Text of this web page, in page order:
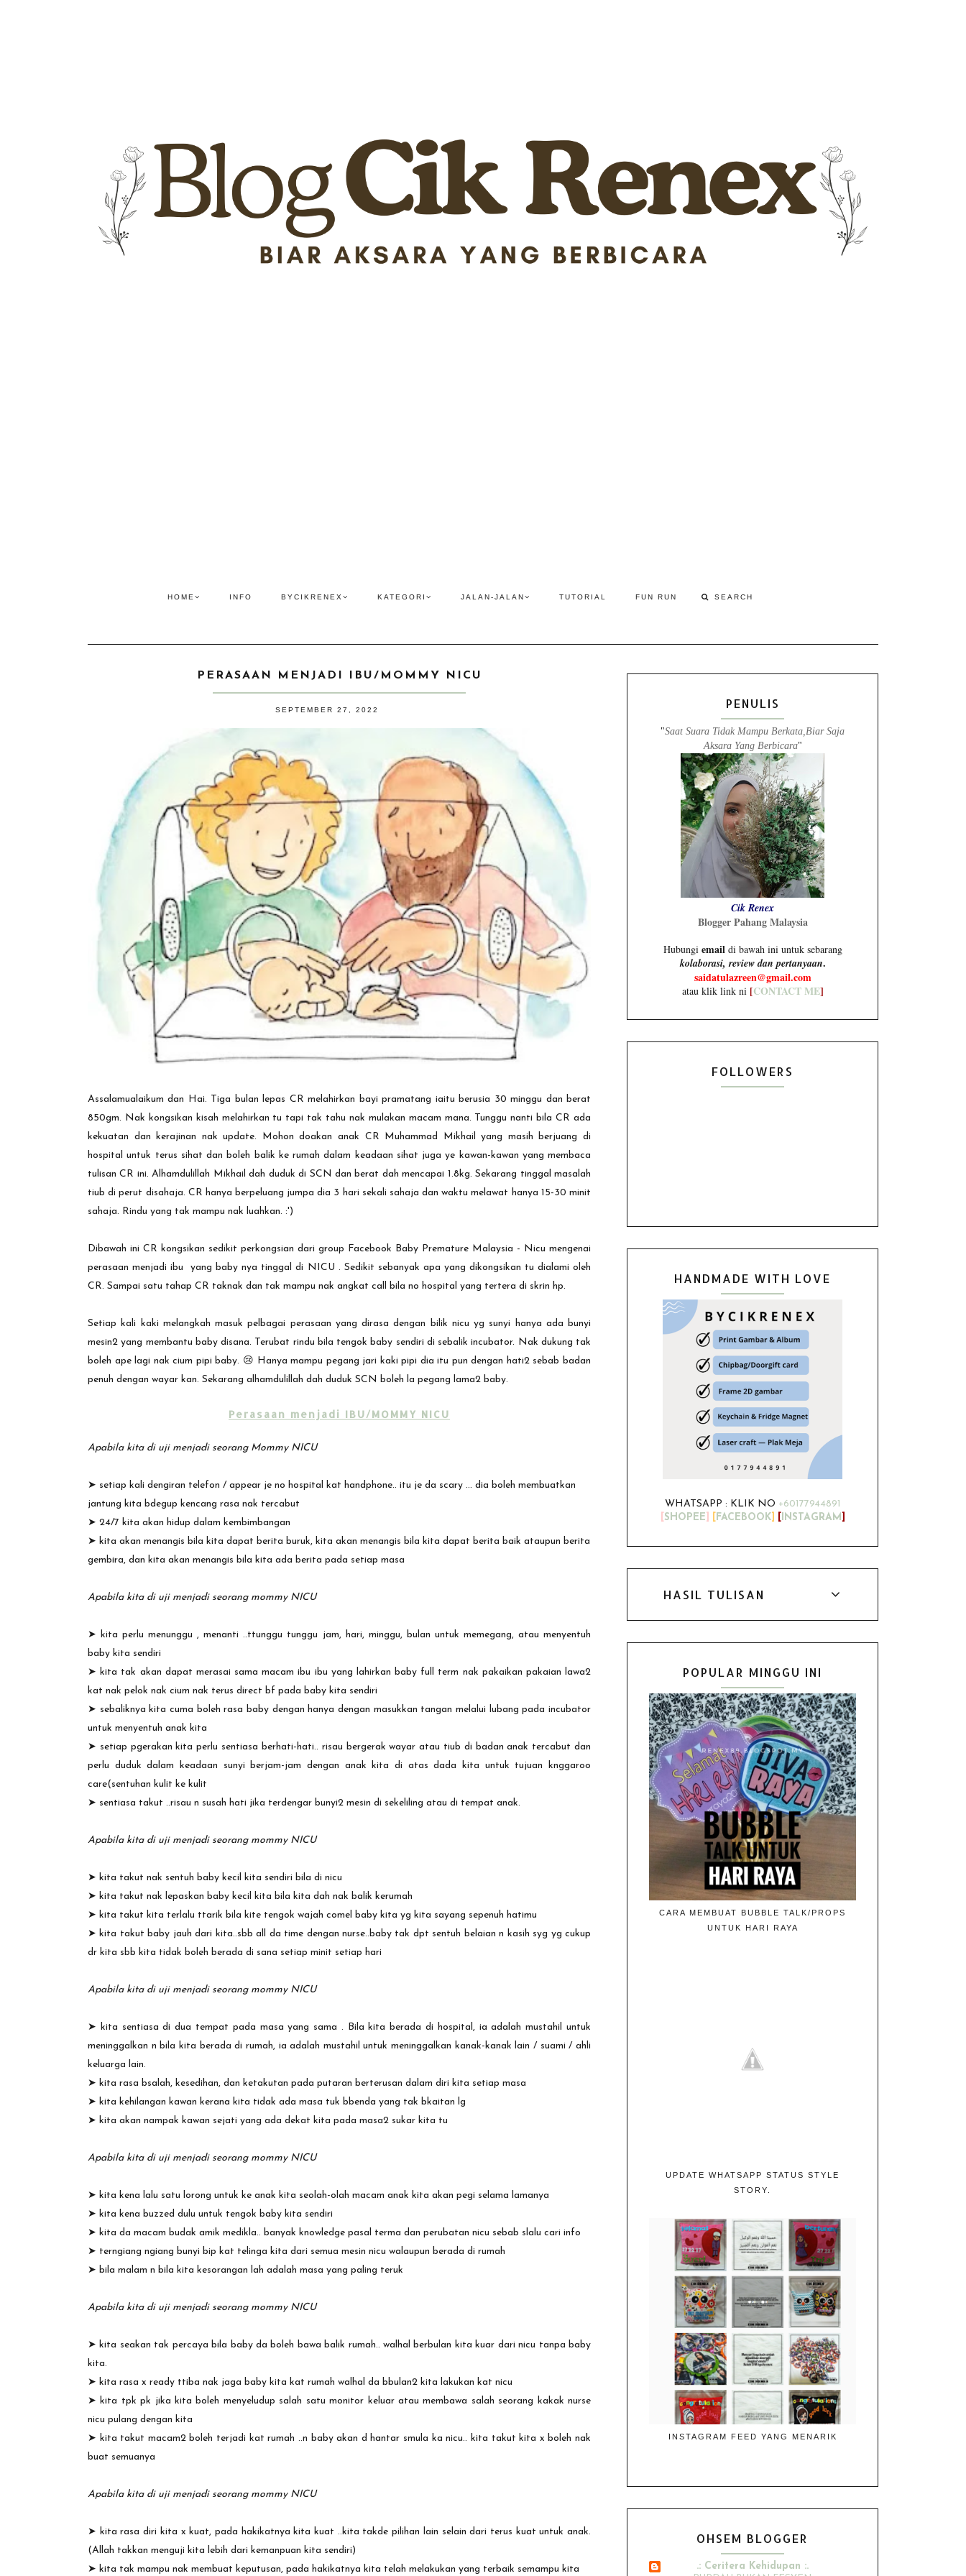
HOME INFO BYCIKRENEX KATEGORI JALAN-JALAN TUTORIAL FUN RUN
PERASAAN MENJADI IBU/MOMMY NICU
SEPTEMBER 27, 2022
Assalamualaikum dan Hai. Tiga bulan lepas CR melahirkan bayi pramatang iaitu berusia 30 minggu dan berat
850gm. Nak kongsikan kisah melahirkan tu tapi tak tahu nak mulakan macam mana. Tunggu nanti bila CR ada
kekuatan dan kerajinan nak update. Mohon doakan anak CR Muhammad Mikhail yang masih berjuang di
hospital untuk terus sihat dan boleh balik ke rumah dalam keadaan sihat juga ye kawan-kawan yang membaca
tulisan CR ini. Alhamdulillah Mikhail dah duduk di SCN dan berat dah mencapai 1.8kg. Sekarang tinggal masalah
tiub di perut disahaja. CR hanya berpeluang jumpa dia 3 hari sekali sahaja dan waktu melawat hanya 15-30 minit
sahaja. Rindu yang tak mampu nak luahkan. :')
Dibawah ini CR kongsikan sedikit perkongsian dari group Facebook Baby Premature Malaysia - Nicu mengenai
perasaan menjadi ibu yang baby nya tinggal di NICU . Sedikit sebanyak apa yang dikongsikan tu dialami oleh
CR. Sampai satu tahap CR taknak dan tak mampu nak angkat call bila no hospital yang tertera di skrin hp.
Setiap kali kaki melangkah masuk pelbagai perasaan yang dirasa dengan bilik nicu yg sunyi hanya ada bunyi
mesin2 yang membantu baby disana. Terubat rindu bila tengok baby sendiri di sebalik incubator. Nak dukung tak
boleh ape lagi nak cium pipi baby. 😢 Hanya mampu pegang jari kaki pipi dia itu pun dengan hati2 sebab badan
penuh dengan wayar kan. Sekarang alhamdulillah dah duduk SCN boleh la pegang lama2 baby.
Perasaan menjadi IBU/MOMMY NICU
Apabila kita di uji menjadi seorang Mommy NICU
➤ setiap kali dengiran telefon / appear je no hospital kat handphone.. itu je da scary ... dia boleh membuatkan
jantung kita bdegup kencang rasa nak tercabut
➤ 24/7 kita akan hidup dalam kembimbangan
➤ kita akan menangis bila kita dapat berita buruk, kita akan menangis bila kita dapat berita baik ataupun berita
gembira, dan kita akan menangis bila kita ada berita pada setiap masa
Apabila kita di uji menjadi seorang mommy NICU
➤ kita perlu menunggu , menanti ..ttunggu tunggu jam, hari, minggu, bulan untuk memegang, atau menyentuh
baby kita sendiri
➤ kita tak akan dapat merasai sama macam ibu ibu yang lahirkan baby full term nak pakaikan pakaian lawa2
kat nak pelok nak cium nak terus direct bf pada baby kita sendiri
➤ sebaliknya kita cuma boleh rasa baby dengan hanya dengan masukkan tangan melalui lubang pada incubator
untuk menyentuh anak kita
➤ setiap pgerakan kita perlu sentiasa berhati-hati.. risau bergerak wayar atau tiub di badan anak tercabut dan
perlu duduk dalam keadaan sunyi berjam-jam dengan anak kita di atas dada kita untuk tujuan knggaroo
care(sentuhan kulit ke kulit
➤ sentiasa takut ..risau n susah hati jika terdengar bunyi2 mesin di sekeliling atau di tempat anak.
Apabila kita di uji menjadi seorang mommy NICU
➤ kita takut nak sentuh baby kecil kita sendiri bila di nicu
➤ kita takut nak lepaskan baby kecil kita bila kita dah nak balik kerumah
➤ kita takut kita terlalu ttarik bila kite tengok wajah comel baby kita yg kita sayang sepenuh hatimu
➤ kita takut baby jauh dari kita..sbb all da time dengan nurse..baby tak dpt sentuh belaian n kasih syg yg cukup
dr kita sbb kita tidak boleh berada di sana setiap minit setiap hari
Apabila kita di uji menjadi seorang mommy NICU
➤ kita sentiasa di dua tempat pada masa yang sama . Bila kita berada di hospital, ia adalah mustahil untuk
meninggalkan n bila kita berada di rumah, ia adalah mustahil untuk meninggalkan kanak-kanak lain / suami / ahli
keluarga lain.
➤ kita rasa bsalah, kesedihan, dan ketakutan pada putaran berterusan dalam diri kita setiap masa
➤ kita kehilangan kawan kerana kita tidak ada masa tuk bbenda yang tak bkaitan lg
➤ kita akan nampak kawan sejati yang ada dekat kita pada masa2 sukar kita tu
Apabila kita di uji menjadi seorang mommy NICU
➤ kita kena lalu satu lorong untuk ke anak kita seolah-olah macam anak kita akan pegi selama lamanya
➤ kita kena buzzed dulu untuk tengok baby kita sendiri
➤ kita da macam budak amik medikla.. banyak knowledge pasal terma dan perubatan nicu sebab slalu cari info
➤ terngiang ngiang bunyi bip kat telinga kita dari semua mesin nicu walaupun berada di rumah
➤ bila malam n bila kita kesorangan lah adalah masa yang paling teruk
Apabila kita di uji menjadi seorang mommy NICU
➤ kita seakan tak percaya bila baby da boleh bawa balik rumah.. walhal berbulan kita kuar dari nicu tanpa baby
kita.
➤ kita rasa x ready ttiba nak jaga baby kita kat rumah walhal da bbulan2 kita lakukan kat nicu
➤ kita tpk pk jika kita boleh menyeludup salah satu monitor keluar atau membawa salah seorang kakak nurse
nicu pulang dengan kita
➤ kita takut macam2 boleh terjadi kat rumah ..n baby akan d hantar smula ka nicu.. kita takut kita x boleh nak
buat semuanya
Apabila kita di uji menjadi seorang mommy NICU
➤ kita rasa diri kita x kuat, pada hakikatnya kita kuat ..kita takde pilihan lain selain dari terus kuat untuk anak.
(Allah takkan menguji kita lebih dari kemanpuan kita sendiri)
➤ kita tak mampu nak membuat keputusan, pada hakikatnya kita telah melakukan yang terbaik semampu kita
PENULIS
"Saat Suara Tidak Mampu Berkata,Biar Saja
Aksara Yang Berbicara"
Cik Renex
Blogger Pahang Malaysia
Hubungi emaildi bawah ini untuk sebarang
kolaborasi, review dan pertanyaan.
saidatulazreen@gmail.com
atau klik link ni [CONTACT ME]
FOLLOWERS
HANDMADE WITH LOVE
WHATSAPP : KLIK NO +60177944891
[SHOPEE] [FACEBOOK] [INSTAGRAM]
HASIL TULISAN
POPULAR MINGGU INI
CARA MEMBUAT BUBBLE TALK/PROPS
UNTUK HARI RAYA
UPDATE WHATSAPP STATUS STYLE
STORY.
INSTAGRAM FEED YANG MENARIK
OHSEM BLOGGER
.: Ceritera Kehidupan :.